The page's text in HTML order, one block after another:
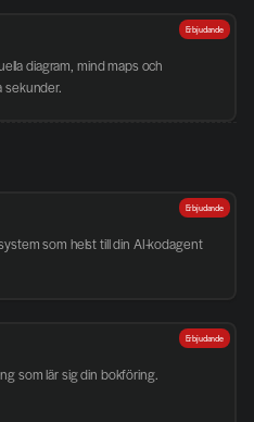
diagram, mind maps och
sekunder.
Erbjudande
som helst till din AI-kodagent
Erbjudande
som lär sig din bokföring.
Erbjudande